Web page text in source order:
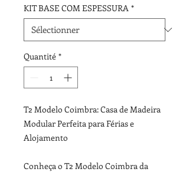
KIT BASE COM ESPESSURA *
Quantité *
T2 Modelo Coimbra: Casa de Madeira
Modular Perfeita para Férias e
Alojamento
Conheça o T2 Modelo Coimbra da